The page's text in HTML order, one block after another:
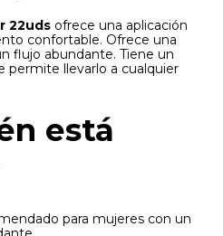
22uds ofrece una aplicación
confortable. Ofrece una
flujo abundante. Tiene un
llevarlo a cualquier
está
para mujeres con un